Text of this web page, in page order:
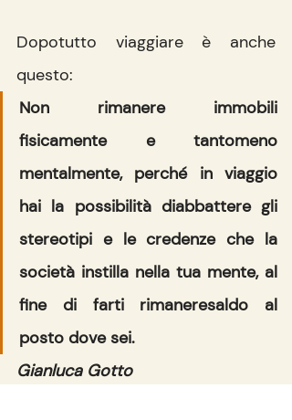
Dopotutto viaggiare è anche
questo:
Non rimanere immobili
fisicamente e tantomeno
mentalmente, perché in viaggio
hai la possibilità diabbattere gli
stereotipi e le credenze che la
società instilla nella tua mente, al
fine di farti rimaneresaldo al
posto dove sei.
Gianluca Gotto